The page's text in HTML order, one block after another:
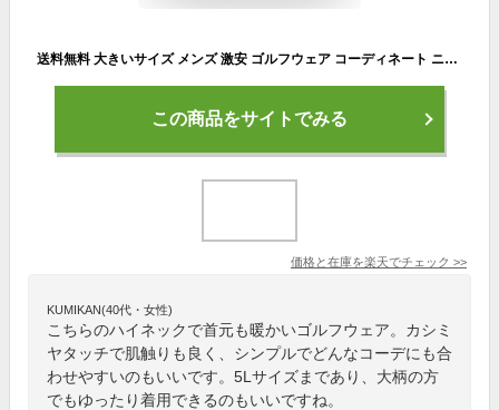
送料無料 大きいサイズ メンズ 激安 ゴルフウェア コーディネート ニット タートルネック カシミヤタッチ 無地 ハイネック セーター 白 黒 ニットセーター カシミア ビジネス タートルニット アウター クール 学生 長袖 ワークマン プラス
この商品をサイトでみる
価格と在庫を楽天でチェック >>
KUMIKAN(40代・女性)
こちらのハイネックで首元も暖かいゴルフウェア。カシミ
ヤタッチで肌触りも良く、シンプルでどんなコーデにも合
わせやすいのもいいです。5Lサイズまであり、大柄の方
でもゆったり着用できるのもいいですね。